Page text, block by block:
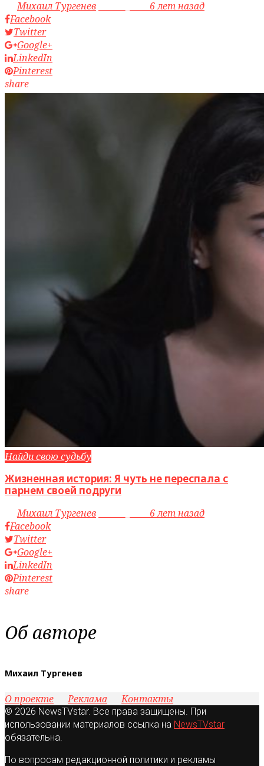
byМихаил Тургенев
6 лет назад
Facebook
Twitter
Google+
LinkedIn
Pinterest
share
Найди свою судьбу
Жизненная история: Я чуть не переспала с
парнем своей подруги
byМихаил Тургенев
6 лет назад
Facebook
Twitter
Google+
LinkedIn
Pinterest
share
Об авторе
Михаил Тургенев
О проекте Реклама Контакты
© 2026 NewsTVstar. Все права защищены. При
использовании материалов ссылка на NewsTVstar
обязательна.
По вопросам редакционной политики и рекламы